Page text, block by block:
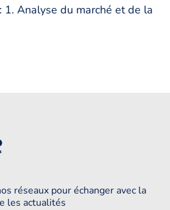
1. Analyse du marché et de la
réseaux pour échanger avec la
les actualités